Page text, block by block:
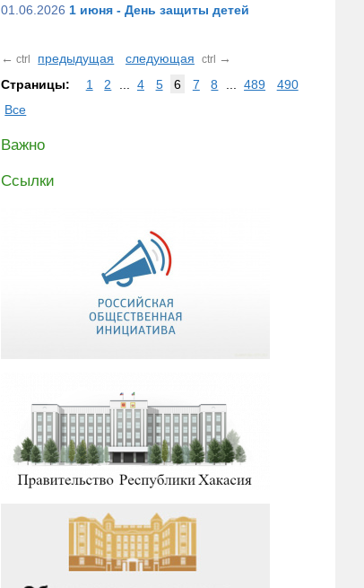
01.06.2026 1 июня - День защиты детей
← ctrl предыдущая следующая ctrl →
Страницы:
1 2 4 5 6 7 8 489
490
Все
Важно
Ссылки